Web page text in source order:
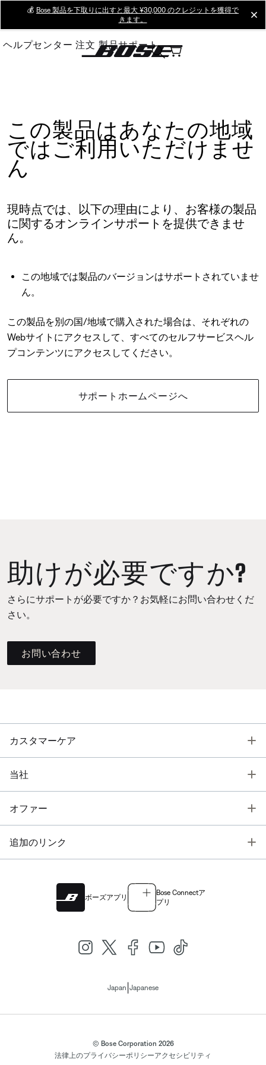
Main
💰 Bose 製品を下取りに出すと最大 ¥30,000 のクレジットを獲得で
きます。
ヘルプセンター 注文 製品サポート
この製品はあなたの地域
ではご利用いただけませ
ん
現時点では、以下の理由により、お客様の製品
に関するオンラインサポートを提供できませ
ん。
この地域では製品のバージョンはサポートされていませ
ん。
この製品を別の国/地域で購入された場合は、それぞれの
Webサイトにアクセスして、すべてのセルフサービスヘル
プコンテンツにアクセスしてください。
サポートホームページへ
助けが必要ですか?
さらにサポートが必要ですか？お気軽にお問い合わせくだ
さい。
お問い合わせ
カスタマーケア
当社
オファー
追加のリンク
ボーズアプリ
Bose Connectア
プリ
Japan Japanese
© Bose Corporation 2026
法律上のプライバシーポリシーアクセシビリティ